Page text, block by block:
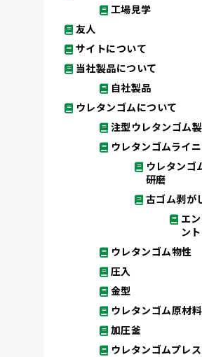
工場見学
友人
サイトについて
当社製品について
自社製品
ウレタンゴムについて
注型ウレタンゴム
ウレタンゴムライ
ウレタンゴ
研磨
古ゴム剥が
エ
ント
ウレタンゴム物性
圧入
金型
ウレタンゴム原材料
加圧釜
ウレタンゴムプレ